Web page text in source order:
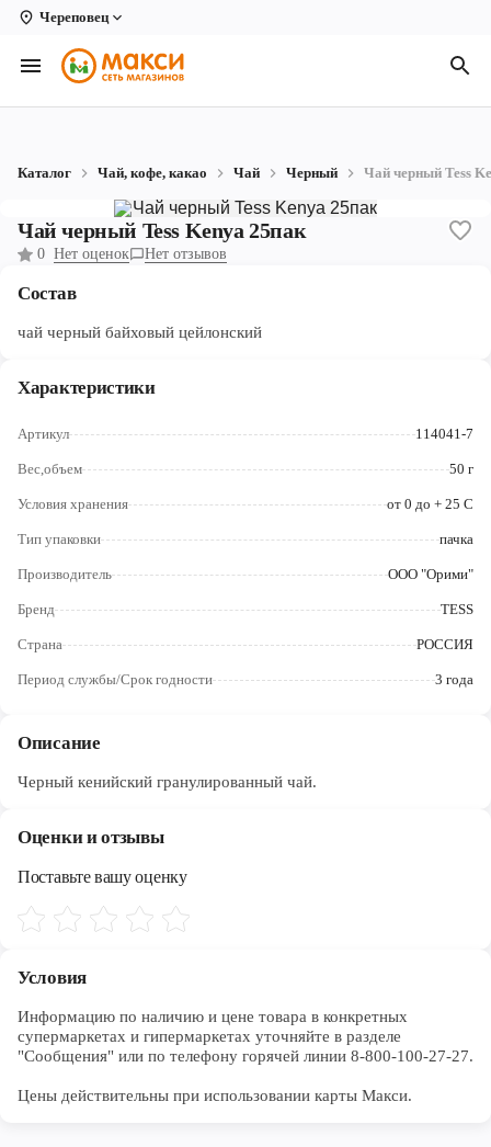
Череповец
Вологда
Архангельск
Кирово-Чепецк
Котлас
Череповец
Ярославль
Каталог Чай, кофе, какао Чай Черный Чай черный Tess
Чай черный Tess Kenya 25пак
0 Нет оценок Нет отзывов
Состав
чай черный байховый цейлонский
Характеристики
Артикул 114041-7
Вес,объем 50 г
Условия хранения от 0 до + 25 С
Тип упаковки пачка
Производитель ООО "Орими"
Бренд TESS
Страна РОССИЯ
Период службы/Срок годности 3 года
Описание
Черный кенийский гранулированный чай.
Оценки и отзывы
Поставьте вашу оценку
Условия
Информацию по наличию и цене товара в конкретных
супермаркетах и гипермаркетах уточняйте в разделе
"Сообщения" или по телефону горячей линии 8-800-100-27-27.
Цены действительны при использовании карты Макси.